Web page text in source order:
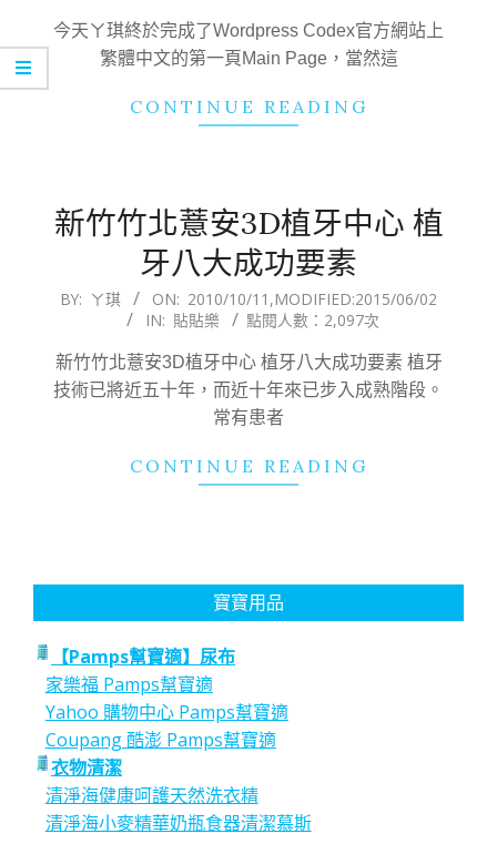
11
今天ㄚ琪終於完成了Wordpress Codex官方網站上
繁體中文的第一頁Main Page，當然這
CONTINUE READING
新竹竹北薏安3D植牙中心 植
牙八大成功要素
2010-
11
BY: ㄚ琪 ON: 2010/10/11 ,MODIFIED:2015/06/02
IN: 貼貼樂 點閱人數：2,097次
新竹竹北薏安3D植牙中心 植牙八大成功要素 植牙
技術已將近五十年，而近十年來已步入成熟階段。
常有患者
CONTINUE READING
寶寶用品
【Pamps幫寶適】尿布
家樂福 Pamps幫寶適
Yahoo 購物中心 Pamps幫寶適
Coupang 酷澎 Pamps幫寶適
衣物清潔
清淨海健康呵護天然洗衣精
清淨海小麥精華奶瓶食器清潔慕斯